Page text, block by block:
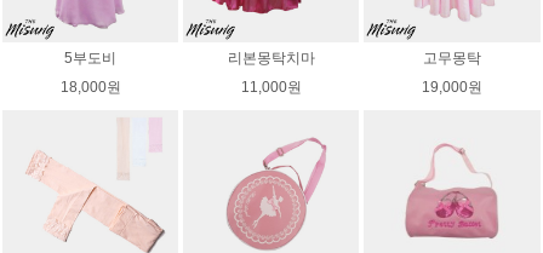
5부도비
18,000원
리본몽탁치마
11,000원
고무몽탁
19,000원